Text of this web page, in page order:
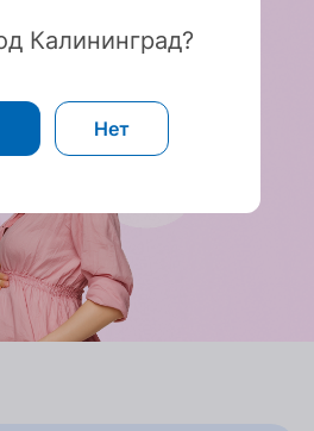
Калининград?
Нет